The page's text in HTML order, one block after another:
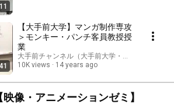
【大手前大学】マンガ制作専攻
＞モンキー・パンチ客員教授授
業
大手前チャンネル（大手前大学・大手前短期大学
10K views
14 years ago
像・アニメーションゼミ】